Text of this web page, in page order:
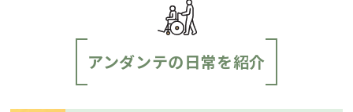
アンダンテの日常を紹介